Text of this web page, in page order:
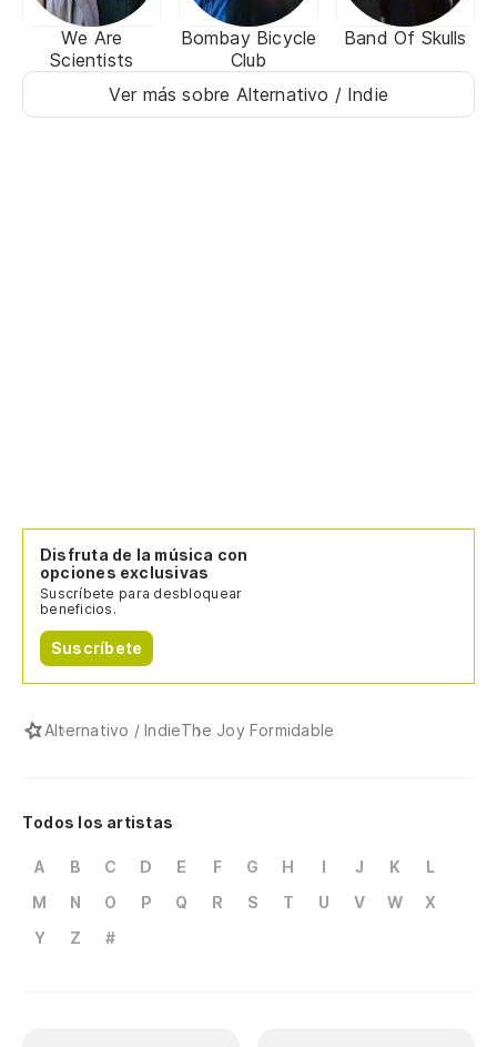
We Are
Scientists
Bombay Bicycle
Club
Band Of Skulls
Ver más sobre Alternativo / Indie
Disfruta de la música con
opciones exclusivas
Suscríbete para desbloquear
beneficios.
Suscríbete
Alternativo / IndieThe Joy Formidable
Todos los artistas
A B C D E F G H I J K
L
M
N O P Q R S T U V W
X
Y
Z #